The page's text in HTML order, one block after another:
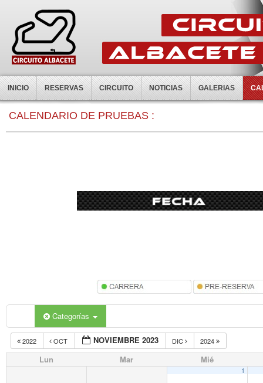
INICIO RESERVAS CIRCUITO NOTICIAS GALERIAS
CALENDARIO DE PRUEBAS :
Categorías
2022 OCT NOVIEMBRE 2023 DIC 2024
Lun Mar Mié
1